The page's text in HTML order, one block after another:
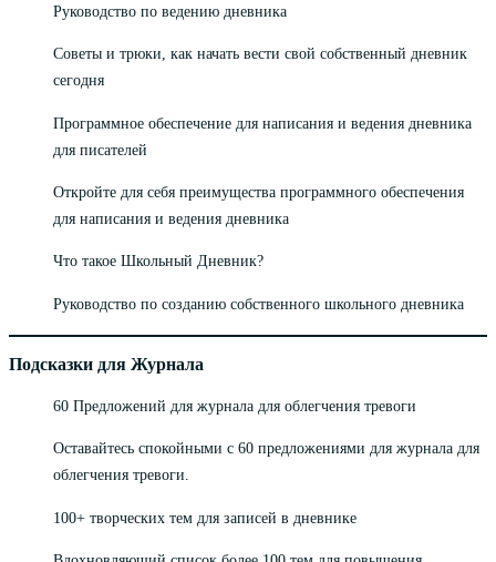
Руководство по ведению дневника
Советы и трюки, как начать вести свой собственный дневник
сегодня
Программное обеспечение для написания и ведения дневника
для писателей
Откройте для себя преимущества программного обеспечения
для написания и ведения дневника
Что такое Школьный Дневник?
Руководство по созданию собственного школьного дневника
Подсказки для Журнала
60 Предложений для журнала для облегчения тревоги
Оставайтесь спокойными с 60 предложениями для журнала для
облегчения тревоги.
100+ творческих тем для записей в дневнике